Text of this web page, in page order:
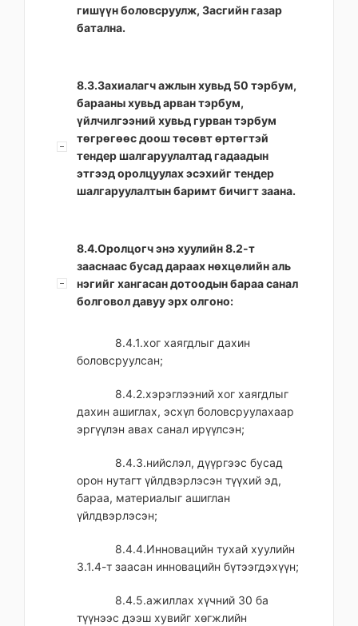
гишүүн боловсруулж, Засгийн газар
батална.
8.3.Захиалагч ажлын хувьд 50 тэрбум,
барааны хувьд арван тэрбум,
үйлчилгээний хувьд гурван тэрбум
төгрөгөөс доош төсөвт өртөгтэй
тендер шалгаруулалтад гадаадын
этгээд оролцуулах эсэхийг тендер
шалгаруулалтын баримт бичигт заана.
8.4.Оролцогч энэ хуулийн 8.2-т
зааснаас бусад дараах нөхцөлийн аль
нэгийг хангасан дотоодын бараа санал
болговол давуу эрх олгоно:
8.4.1.хог хаягдлыг дахин
боловсруулсан;
8.4.2.хэрэглээний хог хаягдлыг
дахин ашиглах, эсхүл боловсруулахаар
эргүүлэн авах санал ирүүлсэн;
8.4.3.нийслэл, дүүргээс бусад
орон нутагт үйлдвэрлэсэн түүхий эд,
бараа, материалыг ашиглан
үйлдвэрлэсэн;
8.4.4.Инновацийн тухай хуулийн
3.1.4-т заасан инновацийн бүтээгдэхүүн;
8.4.5.ажиллах хүчний 30 ба
түүнээс дээш хувийг хөгжлийн